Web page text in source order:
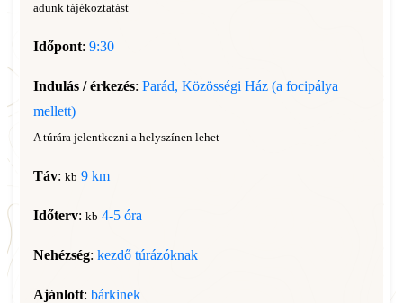
adunk tájékoztatást
Időpont: 9:30
Indulás / érkezés: Parád, Közösségi Ház (a focipálya
mellett)
A túrára jelentkezni a helyszínen lehet
Táv: kb 9 km
Időterv: kb 4-5 óra
Nehézség: kezdő túrázóknak
Ajánlott: bárkinek